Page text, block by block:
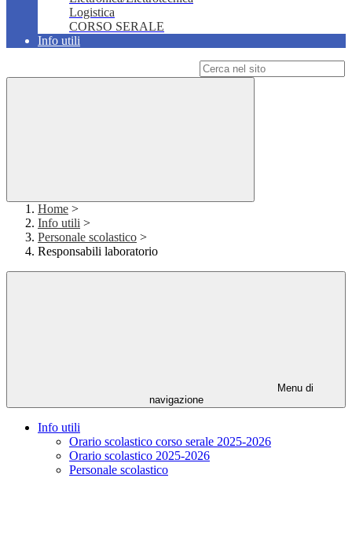
Logistica
CORSO SERALE
Info utili
Home >
Info utili >
Personale scolastico >
Responsabili laboratorio
Menu di
navigazione
Info utili
Orario scolastico corso serale 2025-2026
Orario scolastico 2025-2026
Personale scolastico